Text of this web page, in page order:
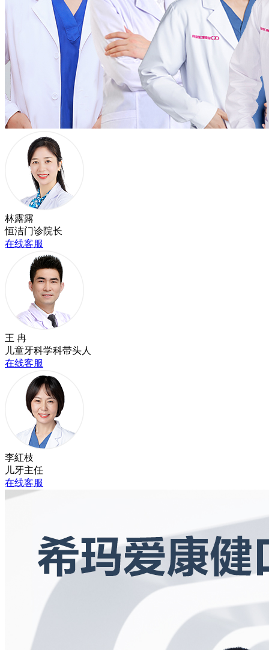
林露露
恒洁门诊院长
在线客服
王 冉
儿童牙科学科带头人
在线客服
李紅枝
儿牙主任
在线客服